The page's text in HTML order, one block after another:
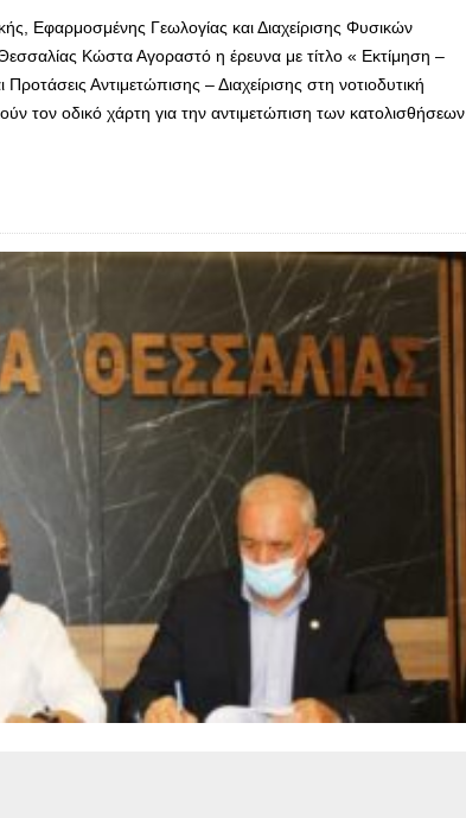
Εφαρμοσμένης Γεωλογίας και Διαχείρισης Φυσικών
Κώστα Αγοραστό η έρευνα με τίτλο « Εκτίμηση –
Αντιμετώπισης – Διαχείρισης στη νοτιοδυτική
τον οδικό χάρτη για την αντιμετώπιση των κατολισθήσεων